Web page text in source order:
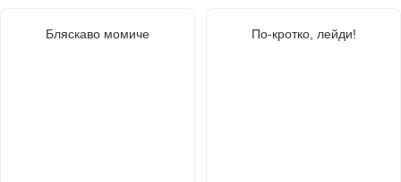
Бляскаво момиче По-кротко, лейди!